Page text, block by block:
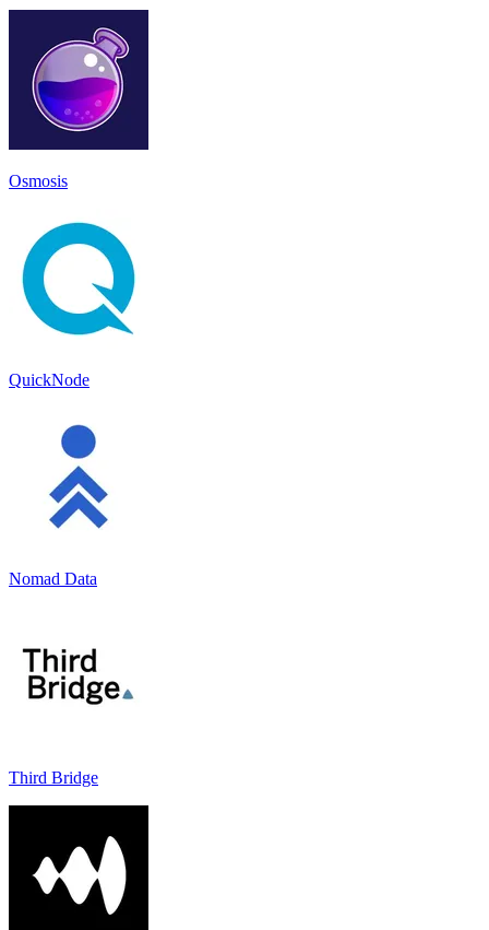
Osmosis
QuickNode
Nomad Data
Third Bridge